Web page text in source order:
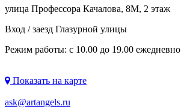
улица Профессора Качалова, 8М, 2 этаж
Вход / заезд Глазурной улицы
Режим работы: с 10.00 до 19.00 ежедневно
Показать на карте
ask@artangels.ru